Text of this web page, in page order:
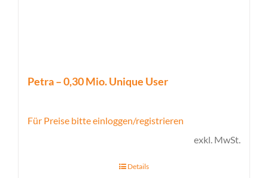
Petra – 0,30 Mio. Unique User
Für Preise bitte einloggen/registrieren
exkl. MwSt.
Details